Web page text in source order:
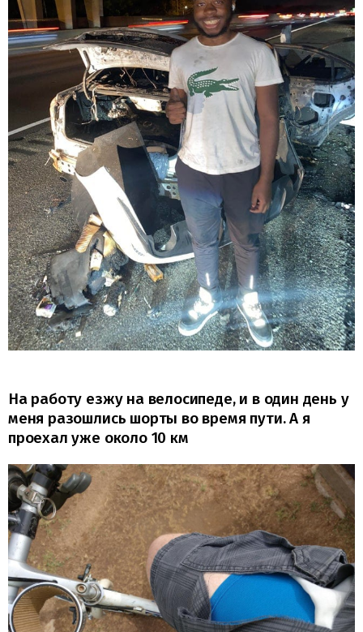
На работу езжу на велосипеде, и в один день у
меня разошлись шорты во время пути. А я
проехал уже около 10 км